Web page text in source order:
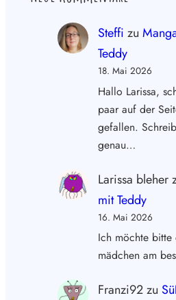
Steffi zu
Teddy
18. Mai 2026
Hallo Larissa,
paar auf der
gefallen.
genau…
Larissa bleher
mit Teddy
16. Mai 2026
Ich möchte
mädchen am
Franzi92zu